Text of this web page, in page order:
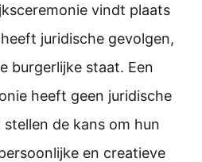
vindt plaats
juridische gevolgen,
burgerlijke staat. Een
heeft geen juridische
de kans om hun
en creatieve